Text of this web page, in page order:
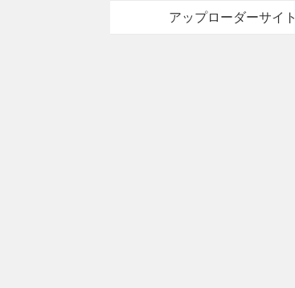
アップローダーサイト